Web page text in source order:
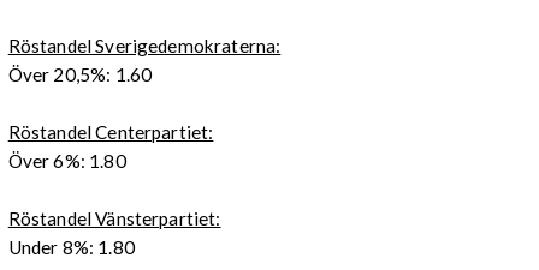
Röstandel Sverigedemokraterna:
Över 20,5%: 1.60
Röstandel Centerpartiet:
Över 6%: 1.80
Röstandel Vänsterpartiet:
Under 8%: 1.80